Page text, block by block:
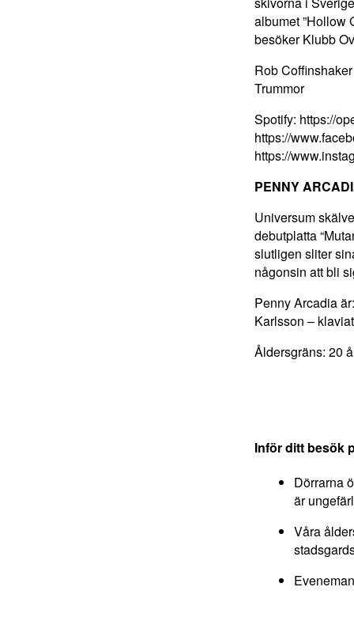
albumet ”Hollow
besöker Klubb
Rob
Trummor
Spotify: https://
https://
https://
PENNY
Universum
debutplatta
slutligen sliter
någonsin att bli
Penny Arcadia
Karlsson –
Åldersgräns: 20
Inför ditt besök
Dörrarna
är
Våra